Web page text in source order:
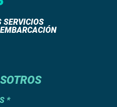
SERVICIOS
*